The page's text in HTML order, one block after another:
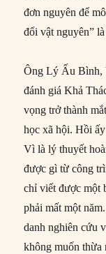
đơn nguyên để
đổi vật nguyên”
Ông Lý Ấu Bình,
đánh giá Khả
vọng trở thành
học xã hội. Hồi
Vì là lý thuyết
được gì từ công
chỉ viết được một
phải mất một
danh nghiên cứu
không muốn thừa